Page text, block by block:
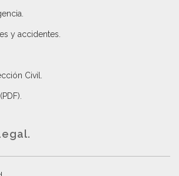
y accidentes.
Civil.
.